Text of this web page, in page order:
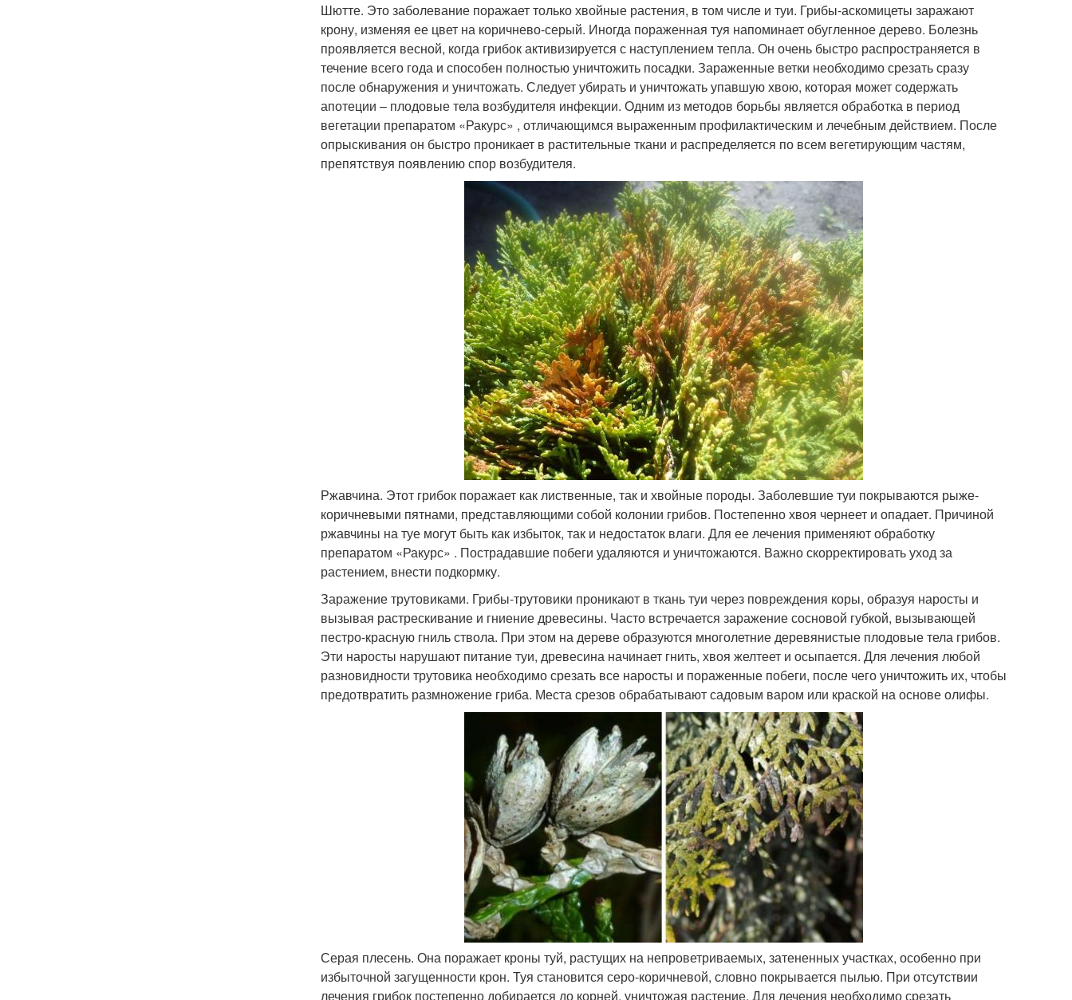
Шютте. Это заболевание поражает только хвойные растения, в том числе и туи. Грибы-аскомицеты заражают
крону, изменяя ее цвет на коричнево-серый. Иногда пораженная туя напоминает обугленное дерево. Болезнь
проявляется весной, когда грибок активизируется с наступлением тепла. Он очень быстро распространяется в
течение всего года и способен полностью уничтожить посадки. Зараженные ветки необходимо срезать сразу
после обнаружения и уничтожать. Следует убирать и уничтожать упавшую хвою, которая может содержать
апотеции – плодовые тела возбудителя инфекции. Одним из методов борьбы является обработка в период
вегетации препаратом «Ракурс» , отличающимся выраженным профилактическим и лечебным действием. После
опрыскивания он быстро проникает в растительные ткани и распределяется по всем вегетирующим частям,
препятствуя появлению спор возбудителя.
Ржавчина. Этот грибок поражает как лиственные, так и хвойные породы. Заболевшие туи покрываются рыже-
коричневыми пятнами, представляющими собой колонии грибов. Постепенно хвоя чернеет и опадает. Причиной
ржавчины на туе могут быть как избыток, так и недостаток влаги. Для ее лечения применяют обработку
препаратом «Ракурс» . Пострадавшие побеги удаляются и уничтожаются. Важно скорректировать уход за
растением, внести подкормку.
Заражение трутовиками. Грибы-трутовики проникают в ткань туи через повреждения коры, образуя наросты и
вызывая растрескивание и гниение древесины. Часто встречается заражение сосновой губкой, вызывающей
пестро-красную гниль ствола. При этом на дереве образуются многолетние деревянистые плодовые тела грибов.
Эти наросты нарушают питание туи, древесина начинает гнить, хвоя желтеет и осыпается. Для лечения любой
разновидности трутовика необходимо срезать все наросты и пораженные побеги, после чего уничтожить их, чтобы
предотвратить размножение гриба. Места срезов обрабатывают садовым варом или краской на основе олифы.
Серая плесень. Она поражает кроны туй, растущих на непроветриваемых, затененных участках, особенно при
избыточной загущенности крон. Туя становится серо-коричневой, словно покрывается пылью. При отсутствии
лечения грибок постепенно добирается до корней, уничтожая растение. Для лечения необходимо срезать